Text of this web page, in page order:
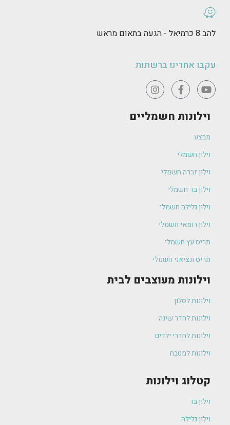
להב 8 כרמיאל - הגעה בתאום מראש
עקבו אחרינו ברשתות
וילונות חשמליים
מבצע
וילון חשמלי
וילון זברה חשמלי
וילון בד חשמלי
וילון גלילה חשמלי
וילון רומאי חשמלי
תריס עץ חשמלי
תריס ונציאני חשמלי
וילונות מעוצבים לבית
וילונות לסלון
וילונות לחדר שינה
וילונות לחדרי ילדים
וילונות למטבח
קטלוג וילונות
וילון בד
וילון גלילה